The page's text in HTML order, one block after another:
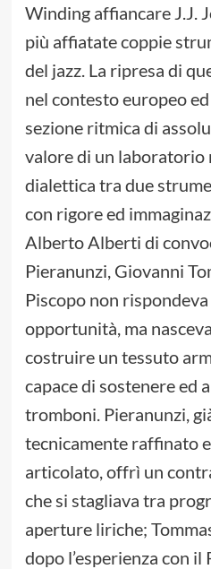
Winding affiancare J.J.
più affiatate coppie
del jazz. La ripresa di
nel contesto europeo
sezione ritmica di
valore di un laboratorio
dialettica tra due
con rigore ed
Alberto Alberti di
Pieranunzi, Giovanni
Piscopo non
opportunità, ma
costruire un tessuto
capace di sostenere ed
tromboni. Pieranunzi,
tecnicamente raffinato
articolato, offrì un
che si stagliava tra
aperture liriche;
dopo l’esperienza con il